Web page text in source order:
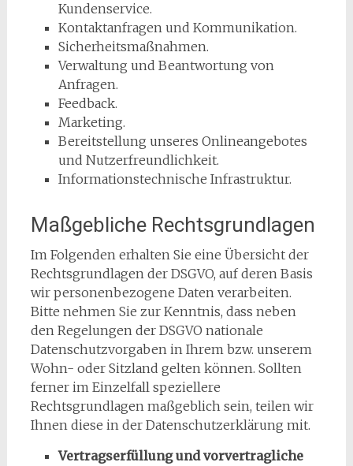
Kundenservice.
Kontaktanfragen und Kommunikation.
Sicherheitsmaßnahmen.
Verwaltung und Beantwortung von
Anfragen.
Feedback.
Marketing.
Bereitstellung unseres Onlineangebotes
und Nutzerfreundlichkeit.
Informationstechnische Infrastruktur.
Maßgebliche Rechtsgrundlagen
Im Folgenden erhalten Sie eine Übersicht der
Rechtsgrundlagen der DSGVO, auf deren Basis
wir personenbezogene Daten verarbeiten.
Bitte nehmen Sie zur Kenntnis, dass neben
den Regelungen der DSGVO nationale
Datenschutzvorgaben in Ihrem bzw. unserem
Wohn- oder Sitzland gelten können. Sollten
ferner im Einzelfall speziellere
Rechtsgrundlagen maßgeblich sein, teilen wir
Ihnen diese in der Datenschutzerklärung mit.
Vertragserfüllung und vorvertragliche